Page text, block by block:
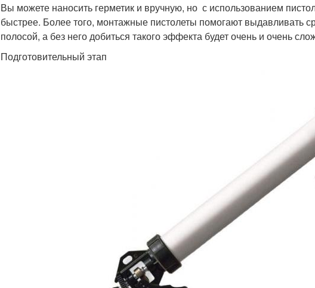
Вы можете наносить герметик и вручную, но с использованием
быстрее. Более того, монтажные пистолеты помогают выдавливать
полосой, а без него добиться такого эффекта будет очень и очень
Подготовительный этап